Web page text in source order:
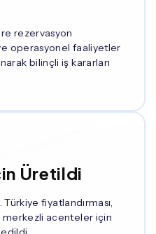
rezervasyon
operasyonel faaliyetler
bilinçli iş kararları
Üretildi
fiyatlandırması,
merkezli acenteler için